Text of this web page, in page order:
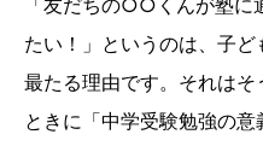
「友だちの○○くんが塾に
たい！」というのは、子
最たる理由です。それは
ときに「中学受験勉強の